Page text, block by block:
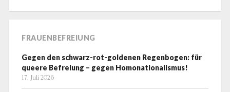
FRAUENBEFREIUNG
Gegen den schwarz-rot-goldenen Regenbogen: für
queere Befreiung – gegen Homonationalismus!
17. Juli 2026